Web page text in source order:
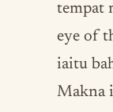
tempat
eye of
iaitu
Makna